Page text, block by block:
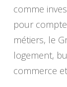
comme
pour
métiers, le
logement,
commerce